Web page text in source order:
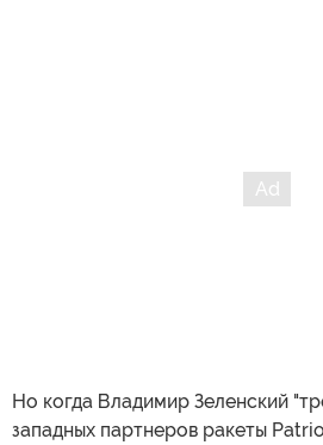
Но когда Владимир Зеленский
западных партнеров ракеты